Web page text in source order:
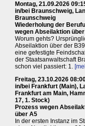
Montag, 21.09.2026
in/bei Braunschweig,
Braunschweig
Wiederholung der
wegen Abseilaktion
Worum gehts?
Abseilaktion über der
eine gefestigte
der Staatsanwaltschaft
schon viel passiert: 1.
Freitag, 23.10.2026
in/bei Frankfurt (Main),
Frankfurt am Main,
17, 1. Stock)
Prozess wegen
über A5
In der ersten Instanz im